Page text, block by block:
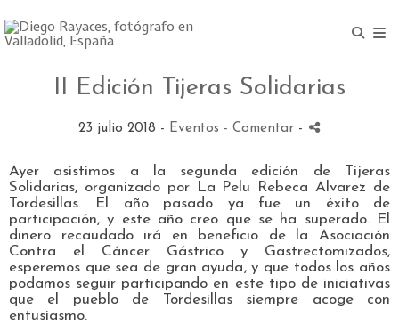
II Edición Tijeras Solidarias
23 julio 2018 - Eventos - Comentar -
Ayer asistimos a la segunda edición de Tijeras
Solidarias, organizado por La Pelu Rebeca Alvarez de
Tordesillas. El año pasado ya fue un éxito de
participación, y este año creo que se ha superado. El
dinero recaudado irá en beneficio de la Asociación
Contra el Cáncer Gástrico y Gastrectomizados,
esperemos que sea de gran ayuda, y que todos los años
podamos seguir participando en este tipo de iniciativas
que el pueblo de Tordesillas siempre acoge con
entusiasmo.